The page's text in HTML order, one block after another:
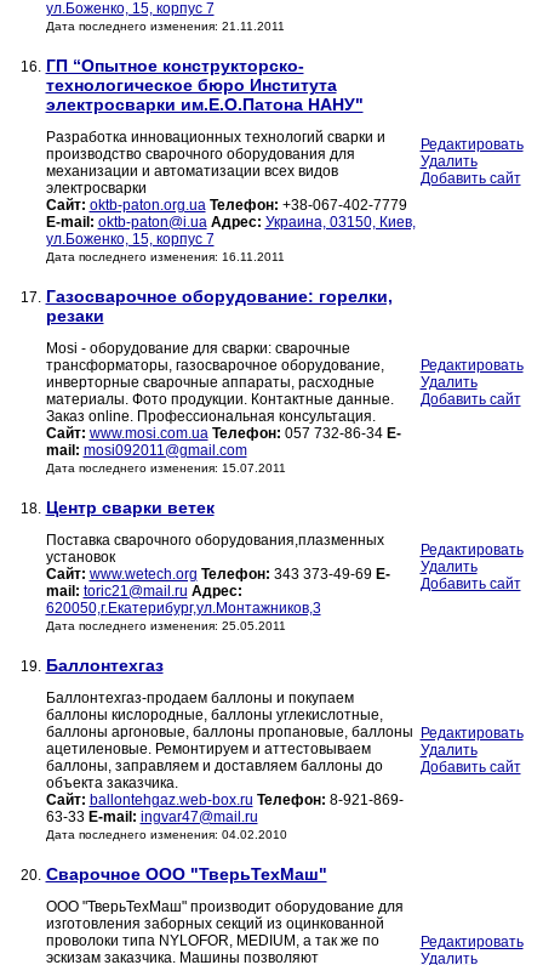
ул.Боженко, 15, корпус 7
Дата последнего изменения: 21.11.2011
16. ГП “Опытное конструкторско-
технологическое бюро Института
электросварки им.Е.О.Патона НАНУ"
Разработка инновационных технологий сварки и
производство сварочного оборудования для
механизации и автоматизации всех видов
электросварки
Сайт: oktb-paton.org.ua Телефон: +38-067-402-7779
E-mail: oktb-paton@i.ua Адрес: Украина, 03150, Киев,
ул.Боженко, 15, корпус 7
Дата последнего изменения: 16.11.2011
Редактировать
Удалить
Добавить сайт
17. Газосварочное оборудование: горелки,
резаки
Mosi - оборудование для сварки: сварочные
трансформаторы, газосварочное оборудование,
инверторные сварочные аппараты, расходные
материалы. Фото продукции. Контактные данные.
Заказ online. Профессиональная консультация.
Сайт: www.mosi.com.ua Телефон: 057 732-86-34 E-
mail: mosi092011@gmail.com
Дата последнего изменения: 15.07.2011
Редактировать
Удалить
Добавить сайт
18. Центр сварки ветек
Поставка сварочного оборудования,плазменных
установок
Сайт: www.wetech.org Телефон: 343 373-49-69 E-
mail: toric21@mail.ru Адрес:
620050,г.Екатерибург,ул.Монтажников,3
Дата последнего изменения: 25.05.2011
Редактировать
Удалить
Добавить сайт
19. Баллонтехгаз
Баллонтехгаз-продаем баллоны и покупаем
баллоны кислородные, баллоны углекислотные,
баллоны аргоновые, баллоны пропановые, баллоны
ацетиленовые. Ремонтируем и аттестовываем
баллоны, заправляем и доставляем баллоны до
объекта заказчика.
Сайт: ballontehgaz.web-box.ru Телефон: 8-921-869-
63-33 E-mail: ingvar47@mail.ru
Дата последнего изменения: 04.02.2010
Редактировать
Удалить
Добавить сайт
20. Сварочное ООО "ТверьТехМаш"
ООО "ТверьТехМаш" производит оборудование для
изготовления заборных секций из оцинкованной
проволоки типа NYLOFOR, MEDIUM, а так же по
эскизам заказчика. Машины позволяют
Редактировать
Удалить